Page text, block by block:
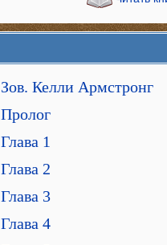
Зов. Келли Армстронг
Пролог
Глава 1
Глава 2
Глава 3
Глава 4